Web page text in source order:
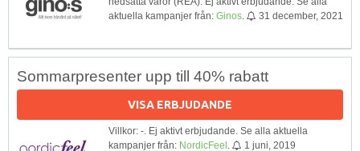
aktuella kampanjer från: Ginos 31 december, 2021
Sommarpresenter upp till 40% rabatt
VISA ERBJUDANDE
Villkor: -. Ej aktivt erbjudande. Se alla aktuella
kampanjer från: NordicFeel 1 juni, 2019